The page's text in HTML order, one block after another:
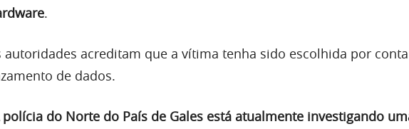
.
autoridades acreditam que a vítima tenha sido escolhida por
de dados.
polícia do Norte do País de Gales está atualmente investigando